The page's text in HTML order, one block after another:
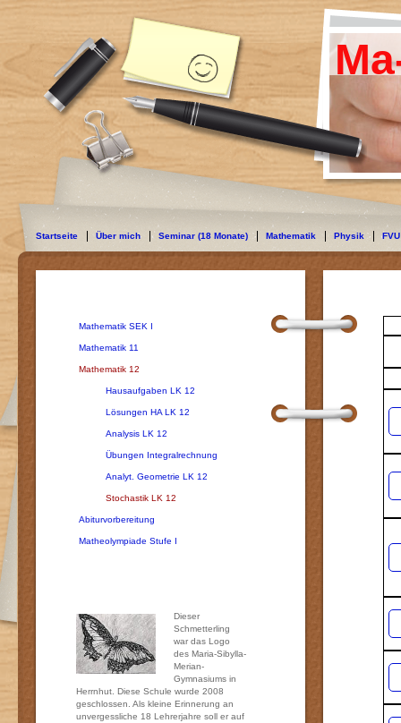
Startseite Über mich Seminar (18 Monate) Mathematik Physik
Mathematik SEK I
Mathematik 11
Mathematik 12
Hausaufgaben LK 12
Lösungen HA LK 12
Analysis LK 12
Übungen Integralrechnung
Analyt. Geometrie LK 12
Stochastik LK 12
Abiturvorbereitung
Matheolympiade Stufe I
Dieser
Schmetterling
war das Logo
des Maria-Sibylla-
Merian-
Gymnasiums in
Herrnhut. Diese Schule wurde 2008
geschlossen. Als kleine Erinnerung an
unvergessliche 18 Lehrerjahre soll er auf